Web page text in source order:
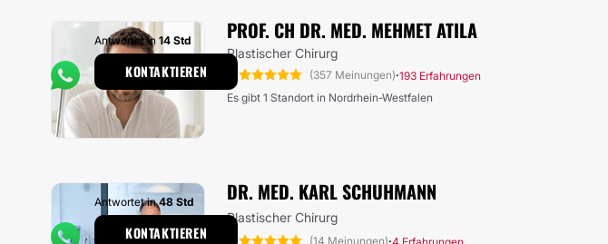
PROF. CH DR. MED. MEHMET ATILA
Plastischer Chirurg
(357 Meinungen)·193 Erfahrungen
Es gibt 1 Standort in Nordrhein-Westfalen
Antwortet in 14 Std
KONTAKTIEREN
DR. MED. KARL SCHUHMANN
Plastischer Chirurg
(14 Meinungen)
Antwortet in48 Std
KONTAKTIEREN